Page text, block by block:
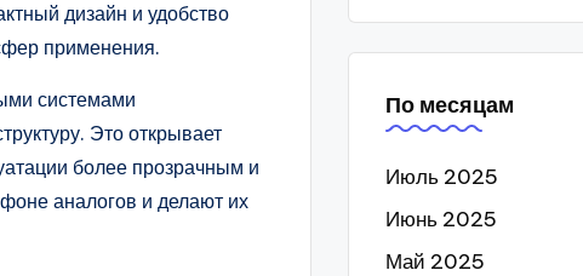
дизайн и удобство
применения.
системами
Это открывает
более прозрачным и
аналогов и делают их
По месяцам
Июль 2025
Июнь 2025
Май 2025